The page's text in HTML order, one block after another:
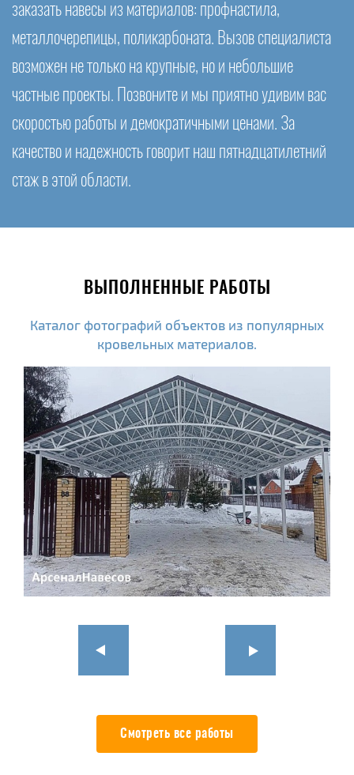
заказать навесы из материалов: профнастила,
металлочерепицы, поликарбоната. Вызов специалиста
возможен не только на крупные, но и небольшие
частные проекты. Позвоните и мы приятно удивим вас
скоростью работы и демократичными ценами. За
качество и надежность говорит наш пятнадцатилетний
стаж в этой области.
ВЫПОЛНЕННЫЕ РАБОТЫ
Каталог фотографий объектов из популярных
кровельных материалов.
Смотреть все работы